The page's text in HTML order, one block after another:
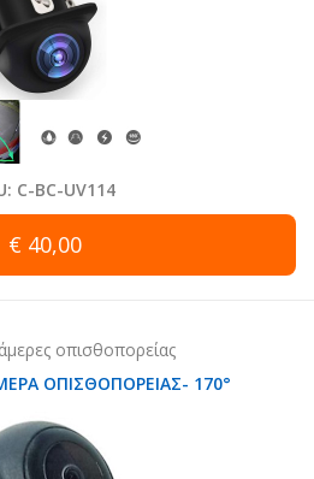
C-BC-UV114
€ 40,00
οπισθοπορείας
ΟΠΙΣΘΟΠΟΡΕΙΑΣ- 170°